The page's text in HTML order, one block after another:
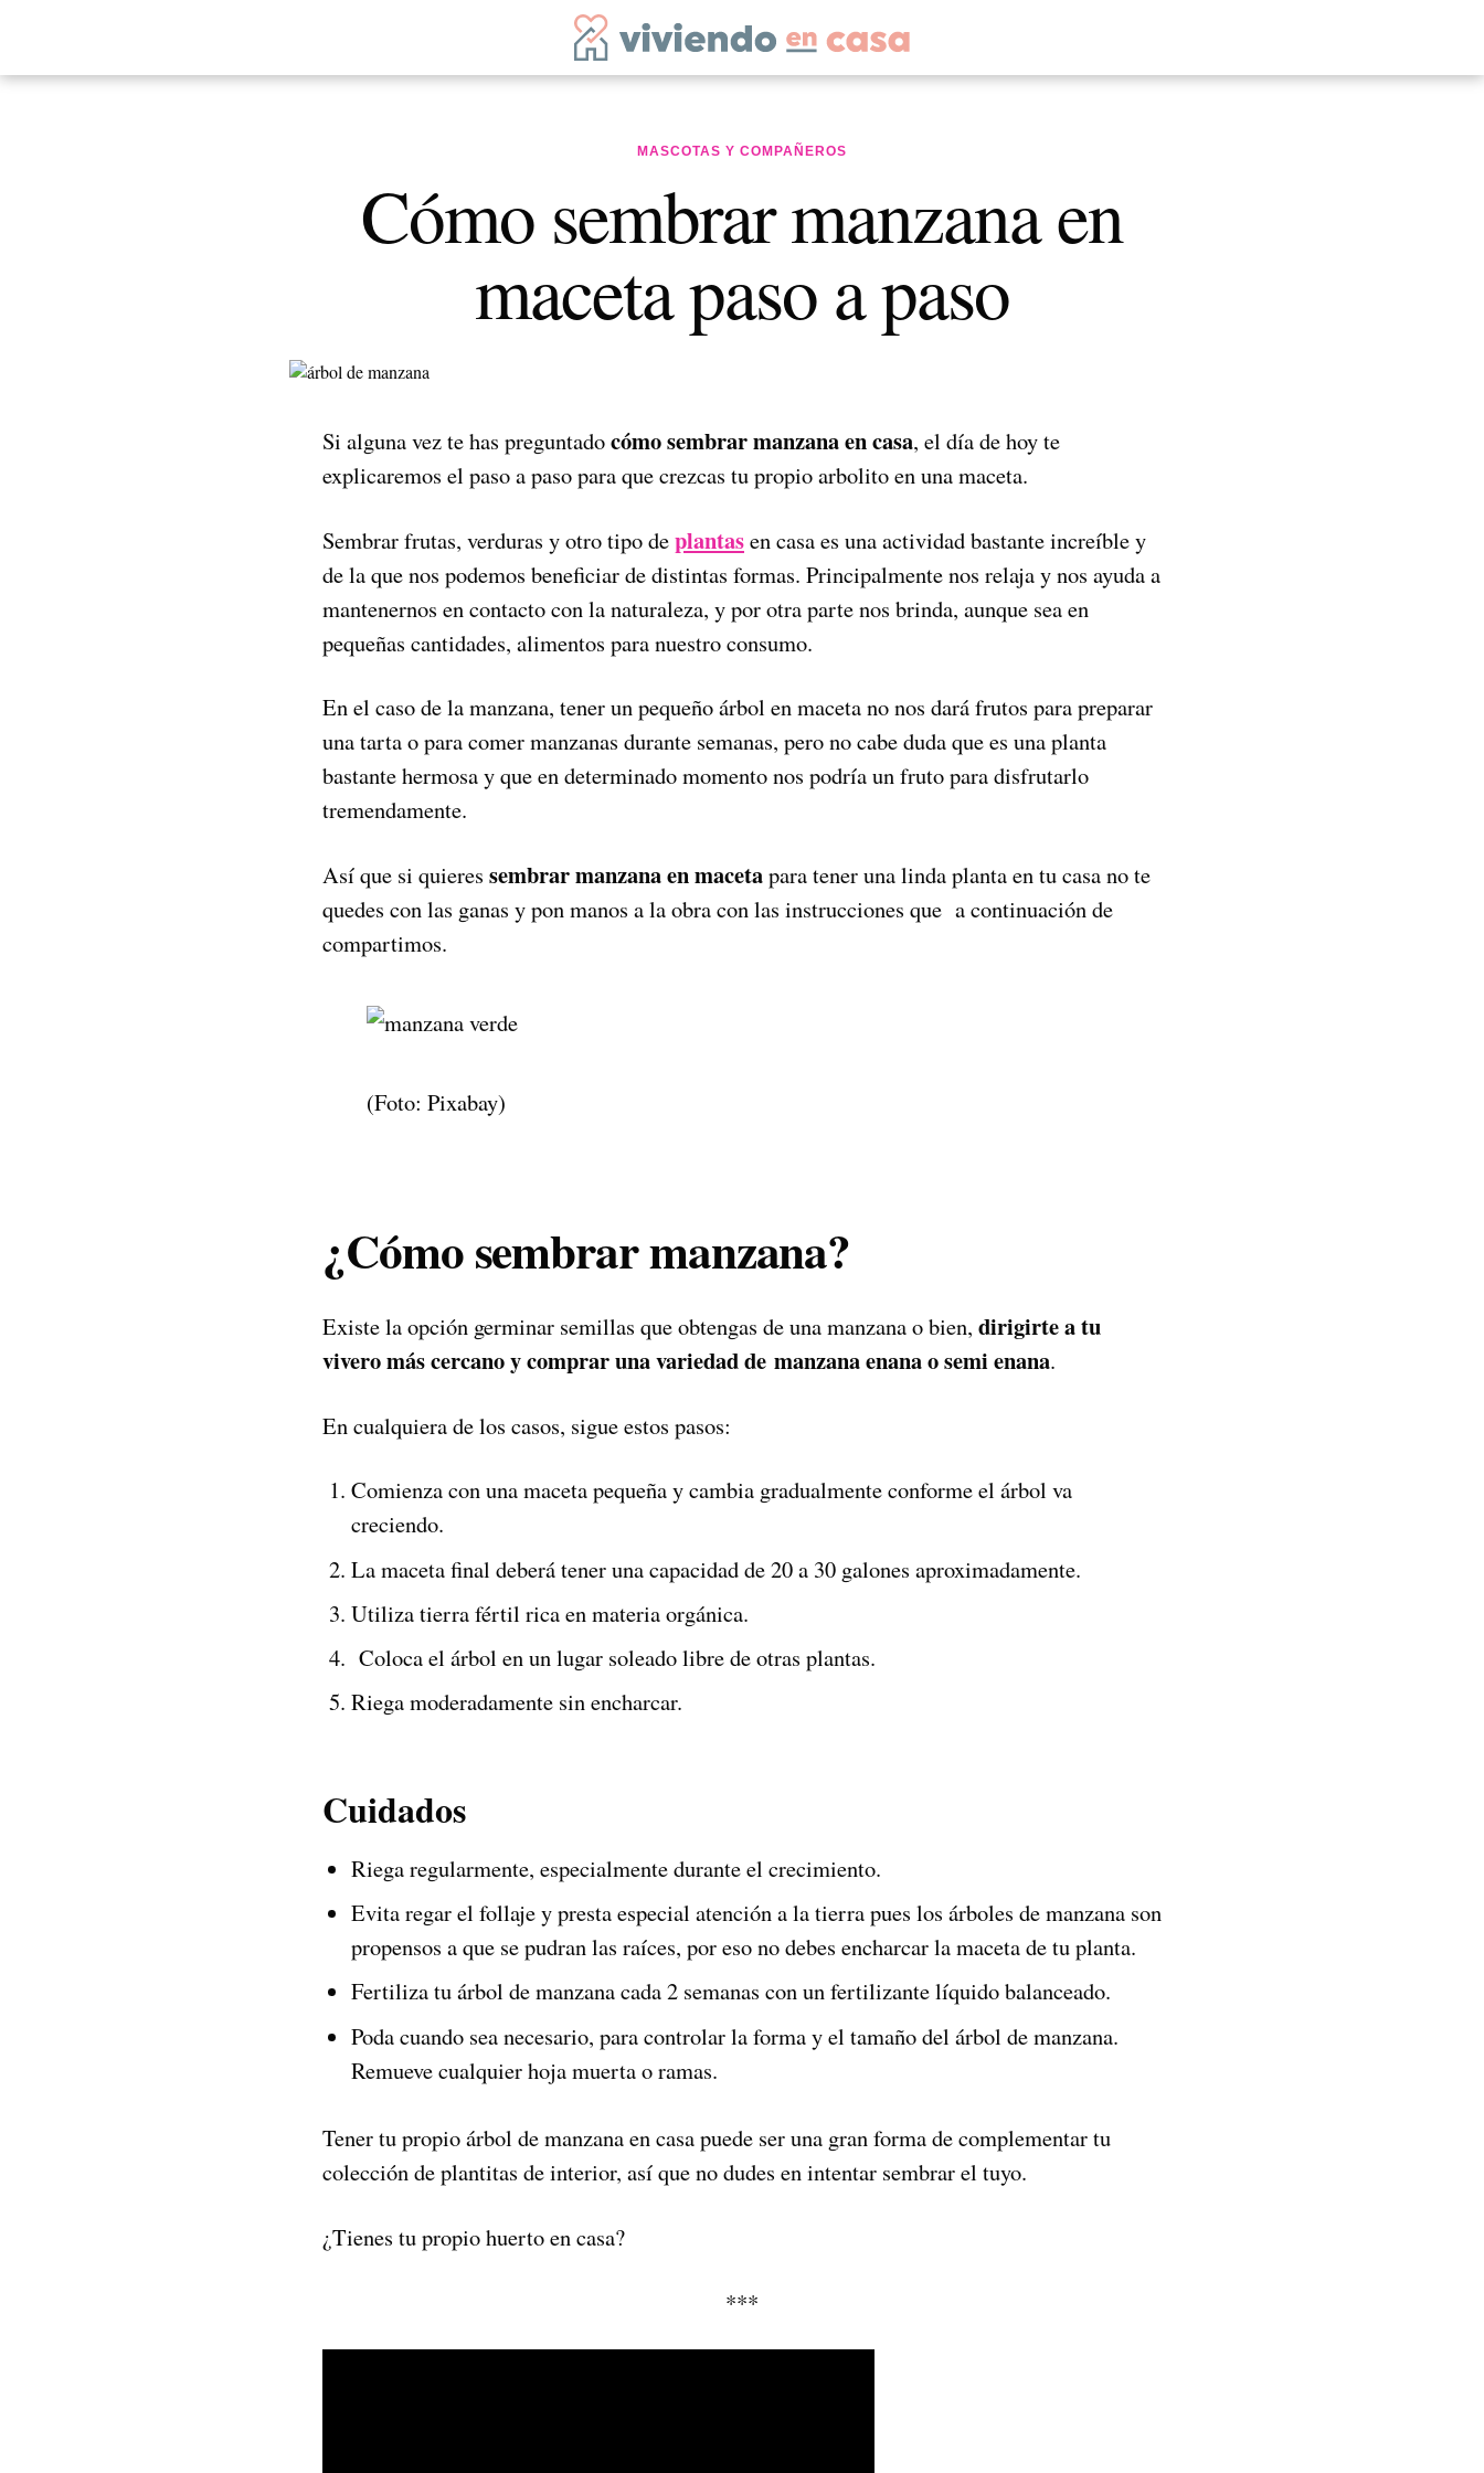
MASCOTAS Y COMPAÑEROS
Cómo sembrar manzana en
maceta paso a paso
Si alguna vez te has preguntadocómo sembrar manzana en casa, el día de hoy te
explicaremos el paso a paso para que crezcas tu propio arbolito en una maceta.
Sembrar frutas, verduras y otro tipo deplantasen casa es una actividad bastante increíble y
de la que nos podemos beneficiar de distintas formas. Principalmente nos relaja y nos ayuda a
mantenernos en contacto con la naturaleza, y por otra parte nos brinda, aunque sea en
pequeñas cantidades, alimentos para nuestro consumo.
En el caso de la manzana, tener un pequeño árbol en maceta no nos dará frutos para preparar
una tarta o para comer manzanas durante semanas, pero no cabe duda que es una planta
bastante hermosa y que en determinado momento nos podría un fruto para disfrutarlo
tremendamente.
Así que si quieres sembrar manzana en macetapara tener una linda planta en tu casa no te
quedes con las ganas y pon manos a la obra con las instrucciones que a continuación de
compartimos.
(Foto: Pixabay)
¿Cómo sembrar manzana?
Existe la opción germinar semillas que obtengas de una manzana o bien, dirigirte a tu
vivero más cercano y comprar una variedad de manzana enana o semi enana.
En cualquiera de los casos, sigue estos pasos:
Comienza con una maceta pequeña y cambia gradualmente conforme el árbol va
creciendo.
La maceta final deberá tener una capacidad de 20 a 30 galones aproximadamente.
Utiliza tierra fértil rica en materia orgánica.
Coloca el árbol en un lugar soleado libre de otras plantas.
Riega moderadamente sin encharcar.
Cuidados
Riega regularmente, especialmente durante el crecimiento.
Evita regar el follaje y presta especial atención a la tierra pues los árboles de manzana son
propensos a que se pudran las raíces, por eso no debes encharcar la maceta de tu planta.
Fertiliza tu árbol de manzana cada 2 semanas con un fertilizante líquido balanceado.
Poda cuando sea necesario, para controlar la forma y el tamaño del árbol de manzana.
Remueve cualquier hoja muerta o ramas.
Tener tu propio árbol de manzana en casa puede ser una gran forma de complementar tu
colección de plantitas de interior, así que no dudes en intentar sembrar el tuyo.
¿Tienes tu propio huerto en casa?
***